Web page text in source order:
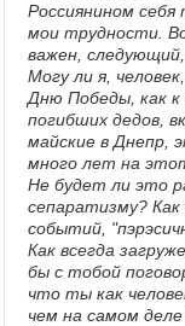
Россиянином
мои трудности.
важен,
Могу ли я,
Дню Победы, как
погибших дедов,
майские в Днепр,
много лет на
Не будет ли это
сепаратизму? Как
событий,
Как всегда
бы с тобой
что ты как
чем на самом